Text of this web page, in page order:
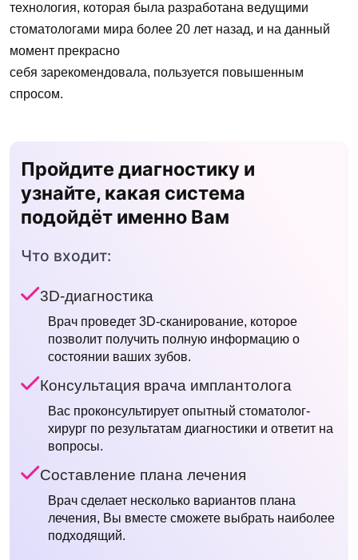
технология, которая была разработана ведущими
стоматологами мира более 20 лет назад, и на данный
момент прекрасно
себя зарекомендовала, пользуется повышенным
спросом.
Пройдите диагностику и
узнайте, какая система
подойдёт именно Вам
Что входит:
3D-диагностика
Врач проведет 3D-сканирование, которое
позволит получить полную информацию о
состоянии ваших зубов.
Консультация врача имплантолога
Вас проконсультирует опытный cтоматолог-
хирург по результатам диагностики и ответит на
вопросы.
Составление плана лечения
Врач сделает несколько вариантов плана
лечения, Вы вместе сможете выбрать наиболее
подходящий.